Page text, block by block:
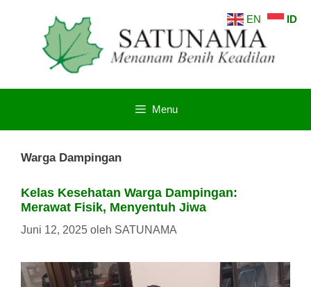
Menu
Warga Dampingan
Kelas Kesehatan Warga Dampingan:
Merawat Fisik, Menyentuh Jiwa
Juni 12, 2025 oleh SATUNAMA
EN ID